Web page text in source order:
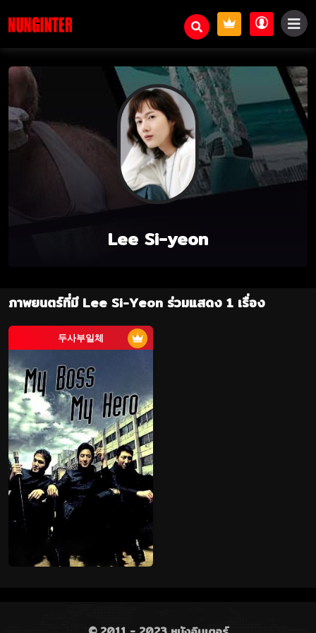
Lee Si-yeon
ภาพยนตร์ที่มี Lee Si-Yeon ร่วมแสดง 1 เรื่อง
두사부일체